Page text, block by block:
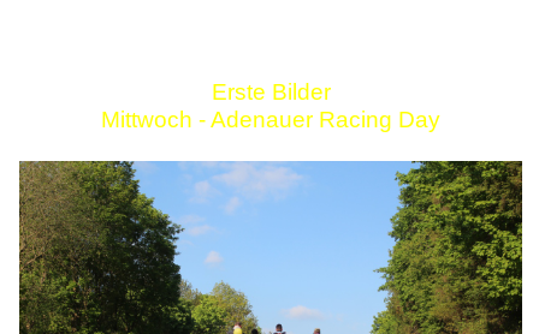
Erste Bilder
Mittwoch - Adenauer Racing Day